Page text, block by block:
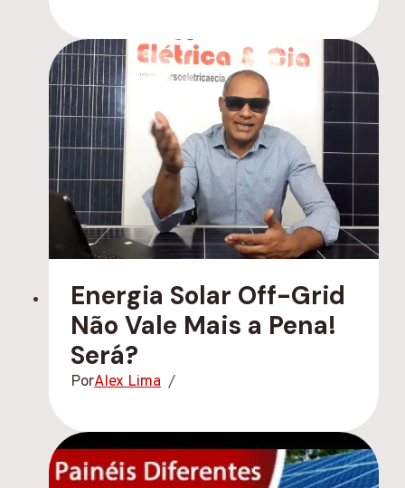
Energia Solar Off-Grid
Não Vale Mais a Pena!
Será?
PorAlex Lima